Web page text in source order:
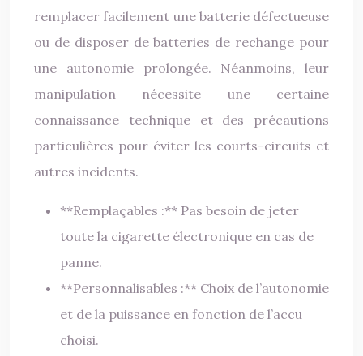
remplacer facilement une batterie défectueuse
ou de disposer de batteries de rechange pour
une autonomie prolongée. Néanmoins, leur
manipulation nécessite une certaine
connaissance technique et des précautions
particulières pour éviter les courts-circuits et
autres incidents.
**Remplaçables :** Pas besoin de jeter
toute la cigarette électronique en cas de
panne.
**Personnalisables :** Choix de l’autonomie
et de la puissance en fonction de l’accu
choisi.